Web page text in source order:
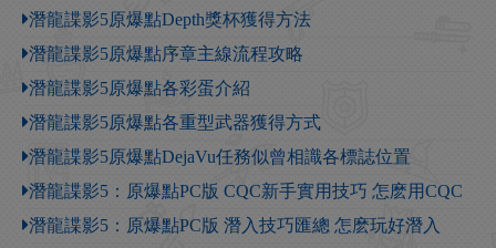
潛龍諜影5原爆點Depth獎杯獲得方法
潛龍諜影5原爆點序章主線流程攻略
潛龍諜影5原爆點各彩蛋介紹
潛龍諜影5原爆點各重型武器獲得方式
潛龍諜影5原爆點DejaVu任務似曾相識各標誌位置
潛龍諜影5：原爆點PC版 CQC新手實用技巧 怎麽用CQC
潛龍諜影5：原爆點PC版 潛入技巧匯總 怎麽玩好潛入